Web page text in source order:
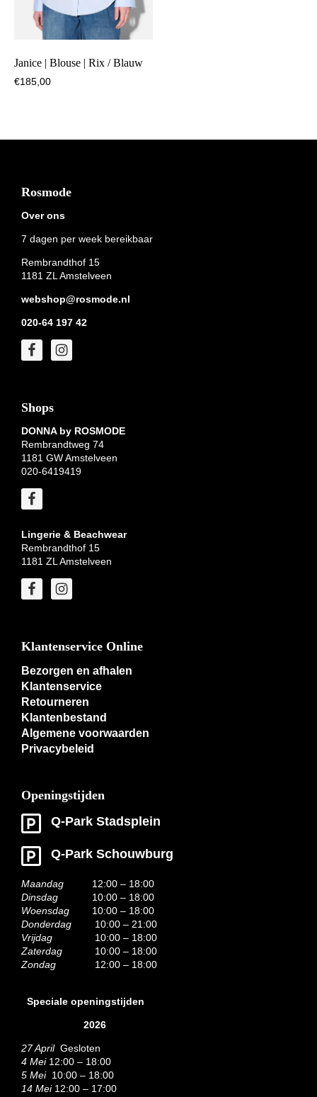
Janice | Blouse | Rix / Blauw
€185,00
Footer
Rosmode
Over ons
7 dagen per week bereikbaar
Rembrandthof 15
1181 ZL Amstelveen
webshop@rosmode.nl
020-64 197 42
Shops
DONNA by ROSMODE
Rembrandtweg 74
1181 GW Amstelveen
020-6419419
Lingerie & Beachwear
Rembrandthof 15
1181 ZL Amstelveen
Klantenservice Online
Bezorgen en afhalen
Klantenservice
Retourneren
Klantenbestand
Algemene voorwaarden
Privacybeleid
Openingstijden
Q-Park Stadsplein
Q-Park Schouwburg
Maandag
12:00 – 18:00
Dinsdag
10:00 – 18:00
Woensdag
10:00 – 18:00
Donderdag
10:00 – 21:00
Vrijdag
10:00 – 18:00
Zaterdag
10:00 – 18:00
Zondag
12:00 – 18:00
Speciale openingstijden
2026
27 AprilGesloten
4 Mei12:00 – 18:00
5 Mei10:00 – 18:00
14 Mei12:00 – 17:00